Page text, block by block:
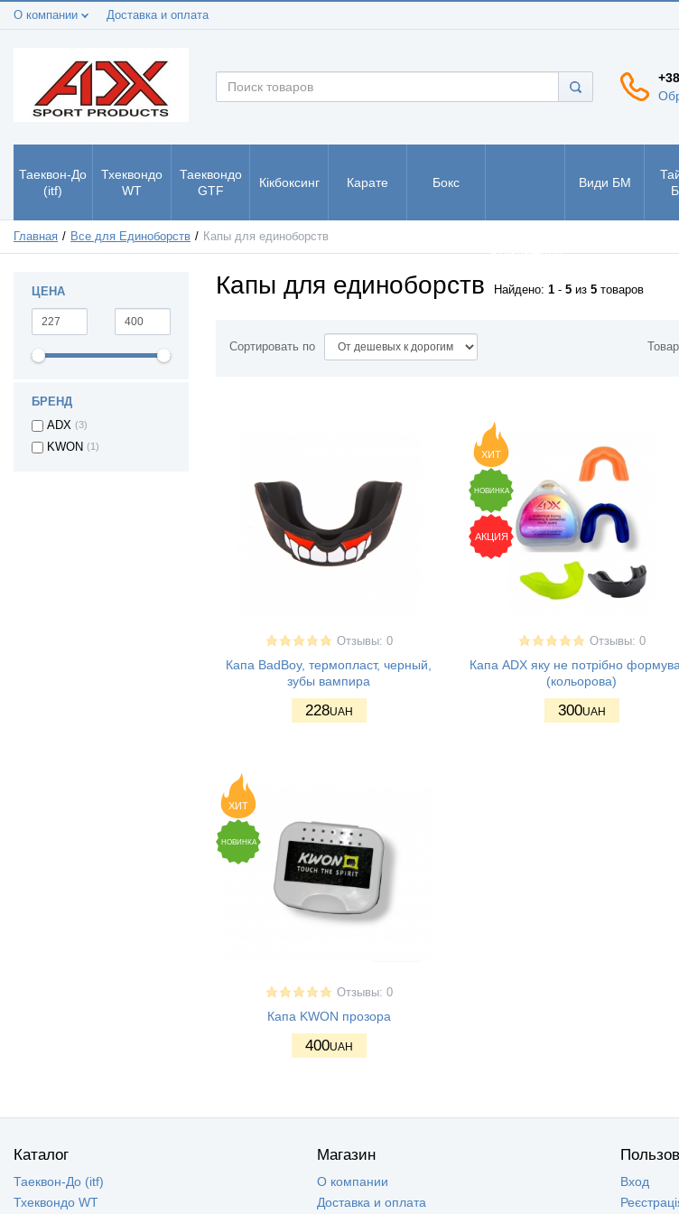
О компании Доставка и оплата
Таеквон-До
(itf)
Тхеквондо
WT
Таеквондо
GTF
Кікбоксинг Карате Бокс Види БМ
Главная Все для Единоборств Капы для единоборств
ЦЕНА
БРЕНД
ADX (3)
KWON (1)
Капы для единоборств Найдено: 1 - 5 из 5 товаров
Сортировать по
Отзывы: 0
Капа BadBoy, термопласт, черный,
зубы вампира
228UAH
ХИТ
НОВИНКА
АКЦИЯ
Отзывы: 0
Капа ADX яку не потрібно
(кольорова)
300UAH
ХИТ
НОВИНКА
Отзывы: 0
Капа KWON прозора
400UAH
Каталог
Таеквон-До (itf)
Тхеквондо WT
Магазин
О компании
Доставка и оплата
Вход